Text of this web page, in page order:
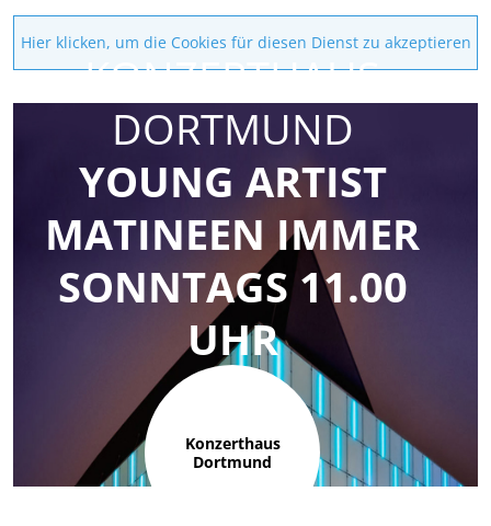
Hier klicken, um die Cookies für diesen Dienst zu akzeptieren
KONZERTHAUS
DORTMUND
YOUNG ARTIST
MATINEEN IMMER
SONNTAGS 11.00
UHR
Konzerthaus
Dortmund